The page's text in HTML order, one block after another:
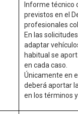
Informe técnico
previstos en el
profesionales
En las
adaptar
habitual se
en cada caso.
Únicamente en
deberá aportar
en los términos